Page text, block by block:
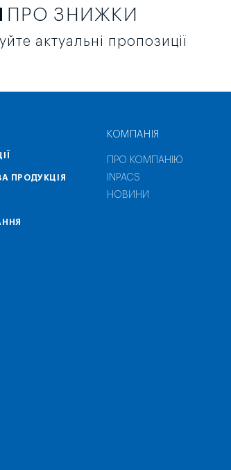
ПРО ЗНИЖКИ
актуальні пропозиції
ПРОДУКЦІЯ
КОМПАНІЯ
ПРО КОМПАНІЮ
INPACS
НОВИНИ